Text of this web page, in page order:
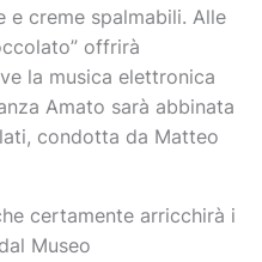
e creme spalmabili. Alle
offrirà
la musica elettronica
Amato sarà abbinata
condotta da Matteo
certamente arricchirà i
Museo